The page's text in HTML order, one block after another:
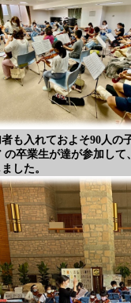
も入れておよそ90人の
の卒業生が達が参加し
した。